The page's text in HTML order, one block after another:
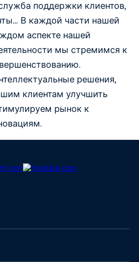
поддержки клиентов,
В каждой части нашей
аспекте нашей
мы стремимся к
решения,
клиентам улучшить
рынок к